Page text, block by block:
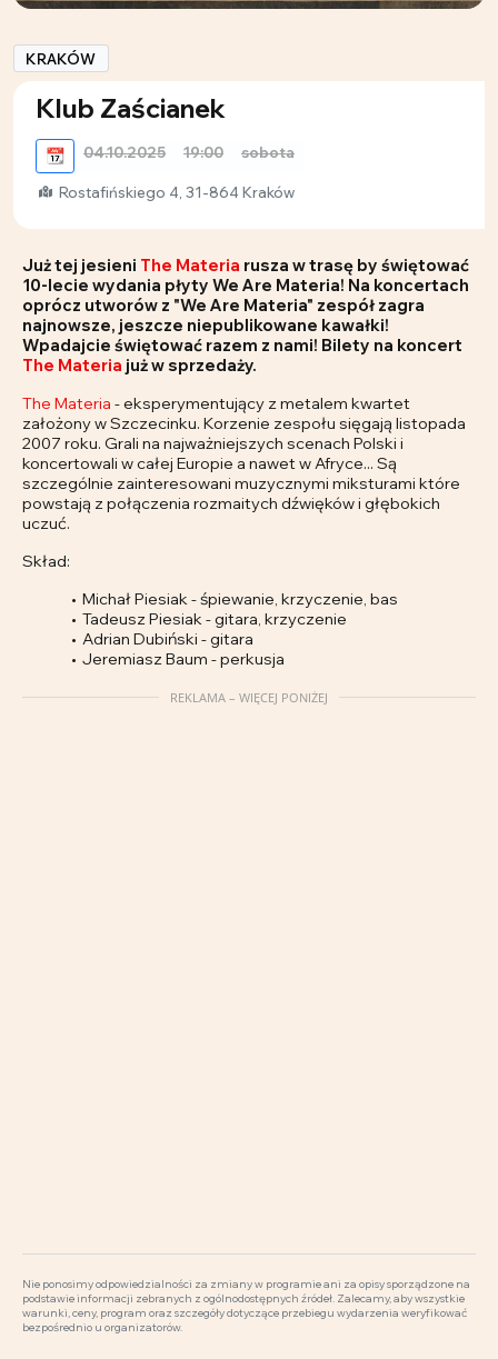
KRAKÓW
Klub Zaścianek
📆 04.10.2025 19:00 sobota
Rostafińskiego 4, 31-864 Kraków
Już tej jesieni The Materia rusza w trasę by świętować
10-lecie wydania płyty We Are Materia! Na koncertach
oprócz utworów z "We Are Materia" zespół zagra
najnowsze, jeszcze niepublikowane kawałki!
Wpadajcie świętować razem z nami! Bilety na koncert
The Materia już w sprzedaży.
The Materia - eksperymentujący z metalem kwartet
założony w Szczecinku. Korzenie zespołu sięgają listopada
2007 roku. Grali na najważniejszych scenach Polski i
koncertowali w całej Europie a nawet w Afryce... Są
szczególnie zainteresowani muzycznymi miksturami które
powstają z połączenia rozmaitych dźwięków i głębokich
uczuć.
Skład:
Michał Piesiak - śpiewanie, krzyczenie, bas
Tadeusz Piesiak - gitara, krzyczenie
Adrian Dubiński - gitara
Jeremiasz Baum - perkusja
REKLAMA – WIĘCEJ PONIŻEJ
Nie ponosimy odpowiedzialności za zmiany w programie ani za opisy sporządzone na
podstawie informacji zebranych z ogólnodostępnych źródeł. Zalecamy, aby wszystkie
warunki, ceny, program oraz szczegóły dotyczące przebiegu wydarzenia weryfikować
bezpośrednio u organizatorów.